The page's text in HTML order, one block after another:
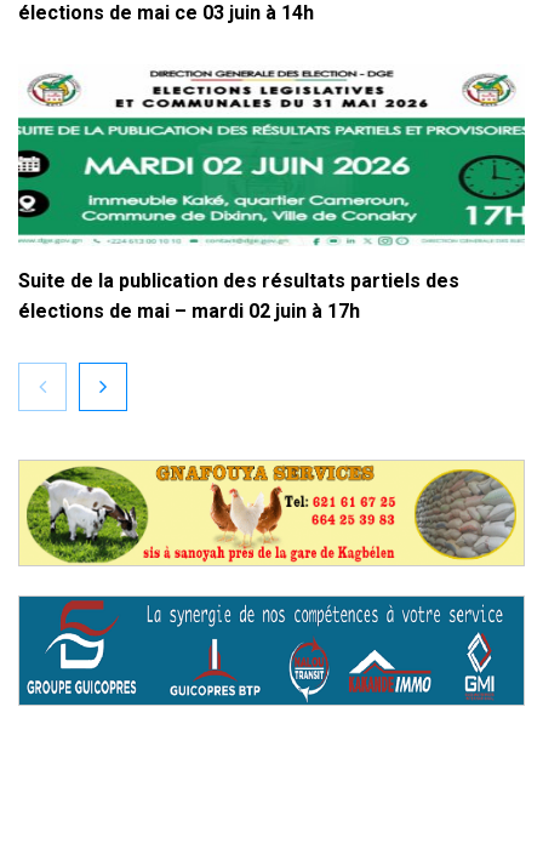
élections de mai ce 03 juin à 14h
Suite de la publication des résultats partiels des
élections de mai – mardi 02 juin à 17h